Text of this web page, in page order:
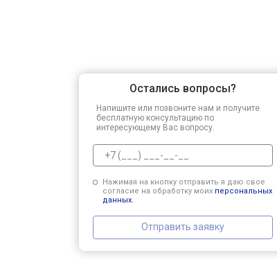
Остались вопросы?
Напишите или позвоните нам и получите
бесплатную консультацию по
интересующему Вас вопросу.
Нажимая на кнопку отправить я даю свое
согласие на обработку моих персональных
данных.
Отправить заявку